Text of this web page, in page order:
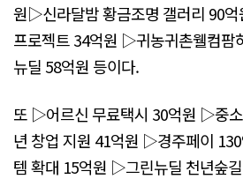
원▷신라달밤 황금조명 갤러리 90
프로젝트 34억원 ▷귀농귀촌웰컴
뉴딜 58억원 등이다.
또 ▷어르신 무료택시 30억원 ▷중
년 창업 지원 41억원 ▷경주페이
템 확대 15억원 ▷그린뉴딜 천년숲